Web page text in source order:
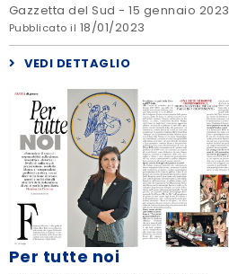
Gazzetta del Sud - 15 gennaio 2023
Pubblicato il 18/01/2023
VEDI DETTAGLIO
Per tutte noi